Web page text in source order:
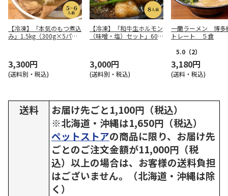
【冷凍】「本気のもつ煮込
み」1.5kg（300g×5パッ
3,300円
(送料別・税込)
【冷凍】「和牛生ホルモン
（味噌・塩）セット」600
3,000円
(送料別・税込)
一蘭ラーメン 博多
トレート ５食
5.0 （2）
3,180円
(送料・税込)
送料
お届け先ごと1,100円（税込）
※北海道・沖縄は1,650円（税込）
ペットストアの商品に限り、お届け先
ごとのご注文金額が11,000円（税
込）以上の場合は、お客様の送料負担
はございません。（北海道・沖縄は除
く）